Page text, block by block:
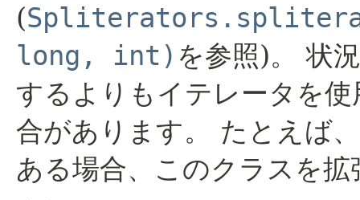
(
long, int) を参照)。
状
するよりもイテレータを
合があります。
たとえば
ある場合、このクラスを